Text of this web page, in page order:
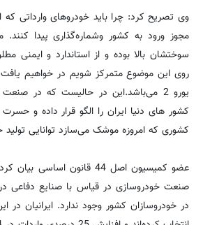
مجوز ورود به کشور وشماره‌گذاری پیدا
سوختشان بالا بوده و از استاندارد و ایمنی
روی این موضوع متمرکز شویم در خواهیم یافت
یورو 2 می‌باشد.این در حالیست که در
کشور های دنیا ایران را الگو قرار داده و
کشوری که امروزه موشک می‌سازد توانایی تولید
عضو کمیسیون اصل 44 قانون
صنعت خودروسازی در قیاس با صنایع دفاعی
در خودروسازان کشور وجود ندارد. ایرانیان در